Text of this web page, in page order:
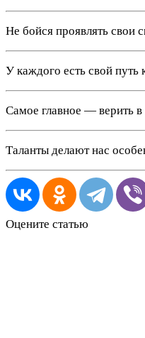
Не бойся проявлять свои
У каждого есть свой
Самое главное — верить в
Таланты делают нас
Оцените статью